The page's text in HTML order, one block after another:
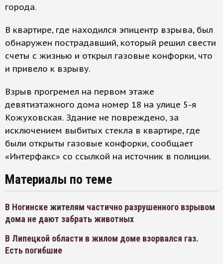
города.
В квартире, где находился эпицентр взрыва, был
обнаружен пострадавший, который решил свести
счеты с жизнью и открыл газовые конфорки, что
и привело к взрыву.
Взрыв прогремел на первом этаже
девятиэтажного дома номер 18 на улице 5-я
Кожуховская. Здание не повреждено, за
исключением выбитых стекла в квартире, где
были открыты газовые конфорки, сообщает
«Интерфакс» со ссылкой на источник в полиции.
Материалы по теме
В Ногинске жителям частично разрушенного взрывом
дома не дают забрать животных
В Липецкой области в жилом доме взорвался газ.
Есть погибшие